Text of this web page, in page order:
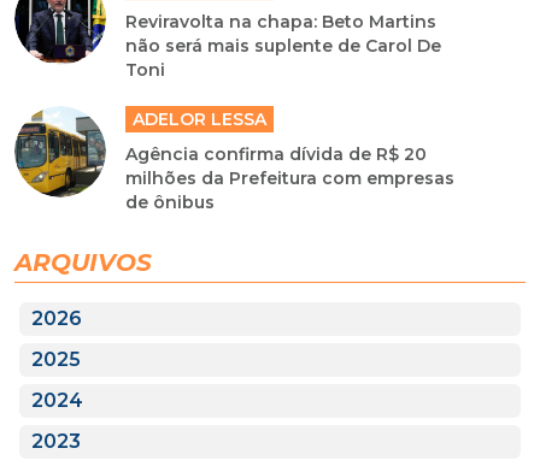
Reviravolta na chapa: Beto Martins
não será mais suplente de Carol De
Toni
ADELOR LESSA
Agência confirma dívida de R$ 20
milhões da Prefeitura com empresas
de ônibus
ARQUIVOS
2026
2025
2024
2023